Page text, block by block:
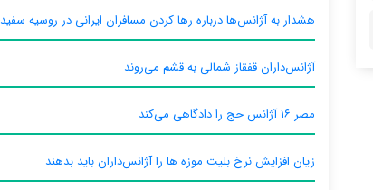
هشدار به آژانس‌ها درباره رها کردن مسافران ایرانی در روسیه سفید
آژانس‌داران قفقاز شمالی به قشم می‌روند
مصر ۱۶ آژانس حج را دادگاهی می‌کند
زیان افزایش نرخ بلیت موزه ها را آژانس‌داران باید بدهند